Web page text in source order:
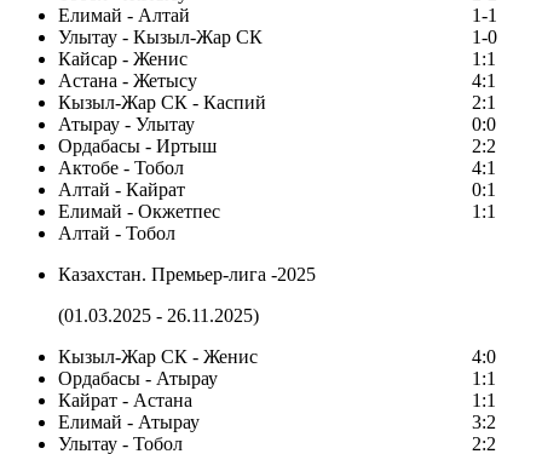
Елимай - Алтай
1-1
Улытау - Кызыл-Жар СК
1-0
Кайсар - Женис
1:1
Астана - Жетысу
4:1
Кызыл-Жар СК - Каспий
2:1
Атырау - Улытау
0:0
Ордабасы - Иртыш
2:2
Актобе - Тобол
4:1
Алтай - Кайрат
0:1
Елимай - Окжетпес
1:1
Алтай - Тобол
Казахстан. Премьер-лига -2025
(01.03.2025 - 26.11.2025)
Кызыл-Жар СК - Женис
4:0
Ордабасы - Атырау
1:1
Кайрат - Астана
1:1
Елимай - Атырау
3:2
Улытау - Тобол
2:2